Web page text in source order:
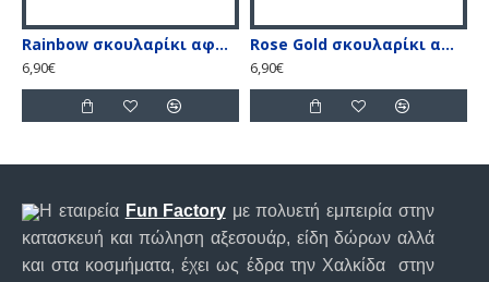
Rainbow σκουλαρίκι αφαλού με λευκές & ιριδίζον πέτρες
6,90€
Rose Gold σκουλαρίκι αφαλού με λευκές & ιριδίζον πέτρες
6,90€
Η εταιρεία Fun Factory με πολυετή εμπειρία στην
κατασκευή και πώληση αξεσουάρ, είδη δώρων αλλά
και στα κοσμήματα, έχει ως έδρα την Χαλκίδα στην